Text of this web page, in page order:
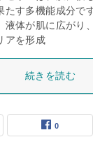
たす多機能成分で
液体が肌に広がり
アを形成
続きを読む
0